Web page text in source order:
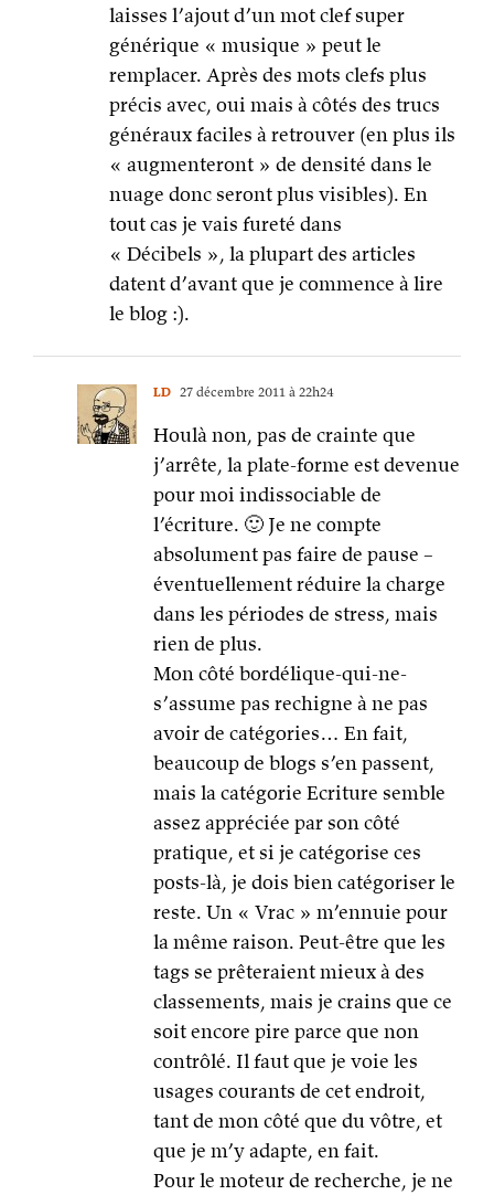
laisses l’ajout d’un mot clef super
générique « musique » peut le
remplacer. Après des mots clefs plus
précis avec, oui mais à côtés des trucs
généraux faciles à retrouver (en plus ils
« augmenteront » de densité dans le
nuage donc seront plus visibles). En
tout cas je vais fureté dans
« Décibels », la plupart des articles
datent d’avant que je commence à lire
le blog :).
LD 27 décembre 2011 à 22h24
Houlà non, pas de crainte que
j’arrête, la plate-forme est devenue
pour moi indissociable de
l’écriture. 🙂 Je ne compte
absolument pas faire de pause –
éventuellement réduire la charge
dans les périodes de stress, mais
rien de plus.
Mon côté bordélique-qui-ne-
s’assume pas rechigne à ne pas
avoir de catégories… En fait,
beaucoup de blogs s’en passent,
mais la catégorie Ecriture semble
assez appréciée par son côté
pratique, et si je catégorise ces
posts-là, je dois bien catégoriser le
reste. Un « Vrac » m’ennuie pour
la même raison. Peut-être que les
tags se prêteraient mieux à des
classements, mais je crains que ce
soit encore pire parce que non
contrôlé. Il faut que je voie les
usages courants de cet endroit,
tant de mon côté que du vôtre, et
que je m’y adapte, en fait.
Pour le moteur de recherche, je ne